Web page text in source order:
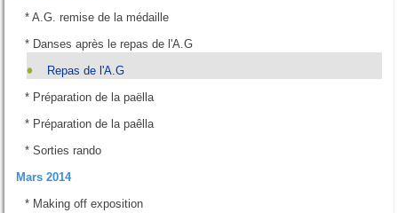
* A.G. remise de la médaille
* Danses après le repas de l'A.G
Repas de l'A.G
* Préparation de la paëlla
* Préparation de la paêlla
* Sorties rando
Mars 2014
* Making off exposition